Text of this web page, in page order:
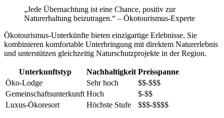
„Jede Übernachtung ist eine Chance, positiv zur
Naturerhaltung beizutragen.“ – Ökotourismus-Experte
Ökotourismus-Unterkünfte bieten einzigartige Erlebnisse. Sie
kombinieren komfortable Unterbringung mit direktem Naturerlebnis
und unterstützen gleichzeitig Naturschutzprojekte in der Region.
Unterkunftstyp Nachhaltigkeit Preisspanne
Öko-Lodge
Sehr hoch
$$-$$$
Gemeinschaftsunterkunft Hoch
$-$$
Luxus-Ökoresort
Höchste Stufe $$$-$$$$